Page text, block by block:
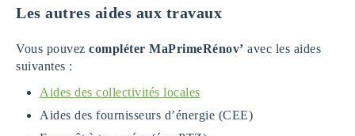
Les autres aides aux travaux
Vous pouvez compléter MaPrimeRénov’ avec les aides
suivantes :
Aides des collectivités locales
Aides des fournisseurs d’énergie (CEE)